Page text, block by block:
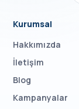
Kurumsal
Hakkımızda
İletişim
Blog
Kampanyalar